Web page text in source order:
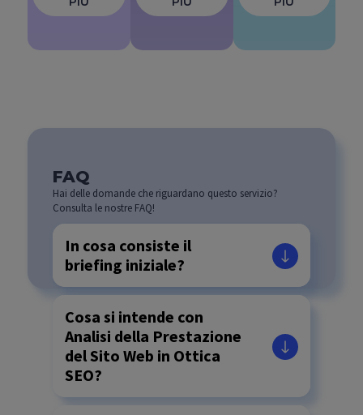
FAQ
Hai delle domande che riguardano questo servizio?
Consulta le nostre FAQ!
In cosa consiste il
briefing iniziale?
Cosa si intende con
Analisi della Prestazione
del Sito Web in Ottica
SEO?